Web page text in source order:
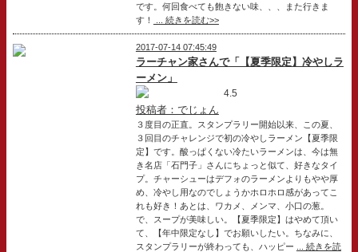
です。何回食べても飽きない味、、、また行きま
す！
... 続きを読む>>
2017-07-14 07:45:49
ラーチャン家さんで「【夏季限定】冷やしラ
ーメン」
4.5
投稿者：でじょん
３度目の正直。スタンプラリー開始以来、この夏、
３回目のチャレンジで初の冷やしラーメン【夏季限
定】です。酸っぱくない冷たいラーメンは、今は無
き名店「石門子」さんにちょっと似て、好きなタイ
プ。チャーシューはデフォのラーメンよりもやや厚
め、冷やし用なのでしょうかホロホロ感があってこ
れも好き！あとは、ワカメ、メンマ、小口の葱。
で、スープが美味しい。【夏季限定】はやめて頂い
て、【年中限定なし】でお願いしたい。ちなみに、
スタンプラリーが終わっても、ハッピー
... 続きを読